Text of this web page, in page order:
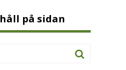
på sidan